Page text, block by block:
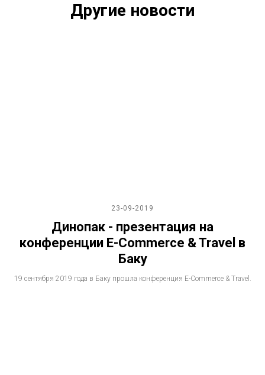
Другие новости
23-09-2019
Динопак - презентация на
конференции E-Commerce & Travel в
Баку
19 сентября 2019 года в Баку прошла конференция E-Commerce & Travel.